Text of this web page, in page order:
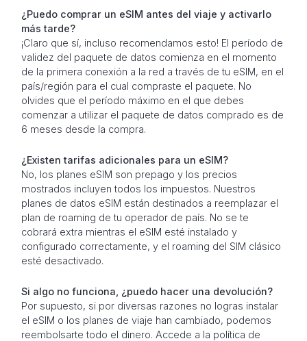
¿Puedo comprar un eSIM antes del viaje y activarlo
más tarde?
¡Claro que sí, incluso recomendamos esto! El período de
validez del paquete de datos comienza en el momento
de la primera conexión a la red a través de tu eSIM, en el
país/región para el cual compraste el paquete. No
olvides que el período máximo en el que debes
comenzar a utilizar el paquete de datos comprado es de
6 meses desde la compra.
¿Existen tarifas adicionales para un eSIM?
No, los planes eSIM son prepago y los precios
mostrados incluyen todos los impuestos. Nuestros
planes de datos eSIM están destinados a reemplazar el
plan de roaming de tu operador de país. No se te
cobrará extra mientras el eSIM esté instalado y
configurado correctamente, y el roaming del SIM clásico
esté desactivado.
Si algo no funciona, ¿puedo hacer una devolución?
Por supuesto, si por diversas razones no logras instalar
el eSIM o los planes de viaje han cambiado, podemos
reembolsarte todo el dinero. Accede a la política de